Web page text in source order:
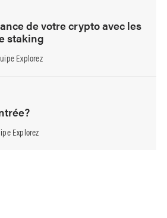
de votre crypto avec les
staking
Explorez
Explorez